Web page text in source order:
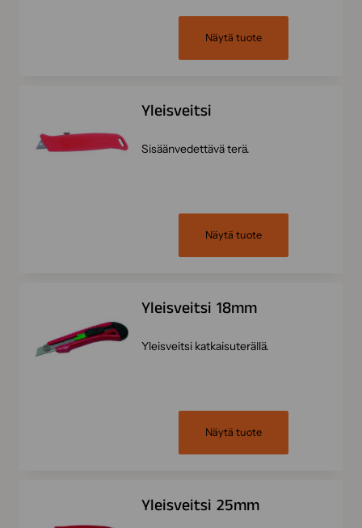
Näytä tuote
Yleisveitsi
Sisäänvedettävä terä.
Näytä tuote
Yleisveitsi 18mm
Yleisveitsi katkaisuterällä.
Näytä tuote
Yleisveitsi 25mm